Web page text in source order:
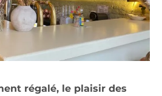
régalé, le plaisir des